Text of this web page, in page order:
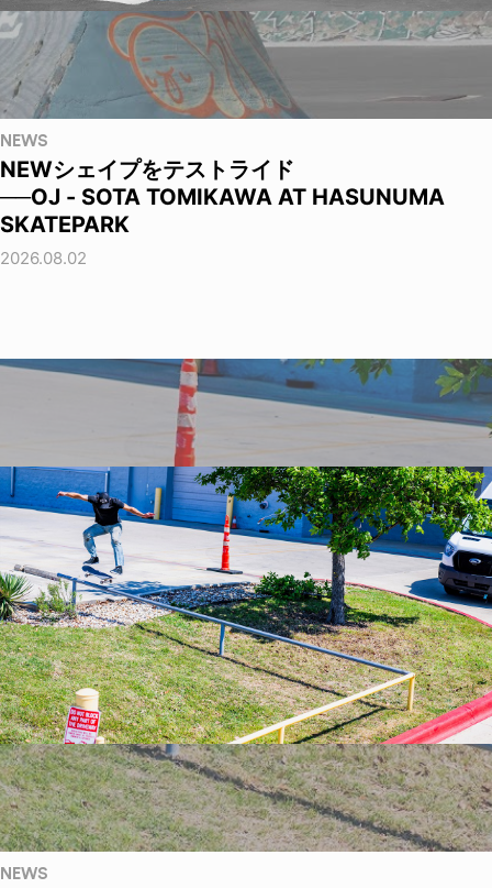
NEWS
NEWシェイプをテストライド
──OJ - SOTA TOMIKAWA AT HASUNUMA
SKATEPARK
2026.08.02
NEWS